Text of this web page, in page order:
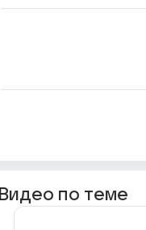
Видео по теме